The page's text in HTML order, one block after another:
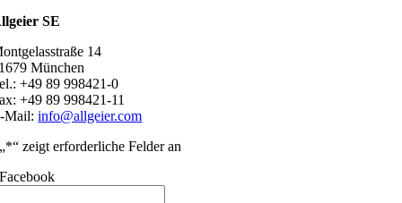
SE
14
München
+49 89 998421-0
+49 89 998421-11
Mail:info@allgeier.com
„*“ zeigt erforderliche Felder an
Facebook